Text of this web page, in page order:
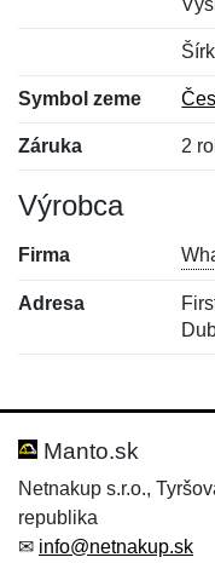
Symbol zeme
Záruka 2
Výrobca
Firma
Adresa
Hodnotenie:
Meno:*
Meno:
E-mail:*
Manto.sk
Netnakup s.r.o.,
republika
✉ info@netnakup.sk